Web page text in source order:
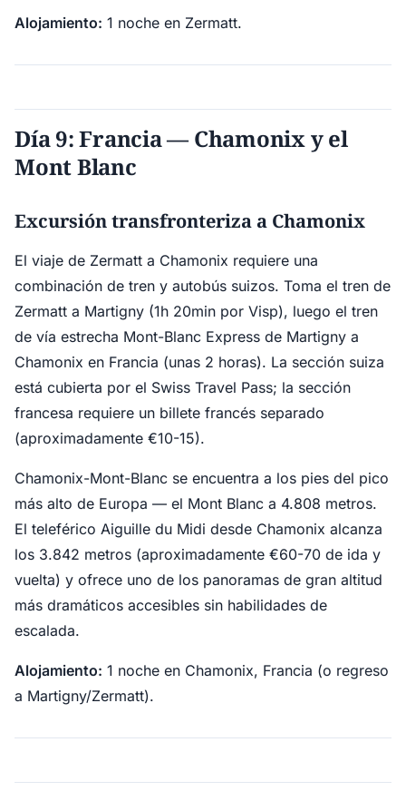
Alojamiento: 1 noche en Zermatt.
Día 9: Francia — Chamonix y el
Mont Blanc
Excursión transfronteriza a Chamonix
El viaje de Zermatt a Chamonix requiere una
combinación de tren y autobús suizos. Toma el tren de
Zermatt a Martigny (1h 20min por Visp), luego el tren
de vía estrecha Mont-Blanc Express de Martigny a
Chamonix en Francia (unas 2 horas). La sección suiza
está cubierta por el Swiss Travel Pass; la sección
francesa requiere un billete francés separado
(aproximadamente €10-15).
Chamonix-Mont-Blanc se encuentra a los pies del pico
más alto de Europa — el Mont Blanc a 4.808 metros.
El teleférico Aiguille du Midi desde Chamonix alcanza
los 3.842 metros (aproximadamente €60-70 de ida y
vuelta) y ofrece uno de los panoramas de gran altitud
más dramáticos accesibles sin habilidades de
escalada.
Alojamiento: 1 noche en Chamonix, Francia (o regreso
a Martigny/Zermatt).